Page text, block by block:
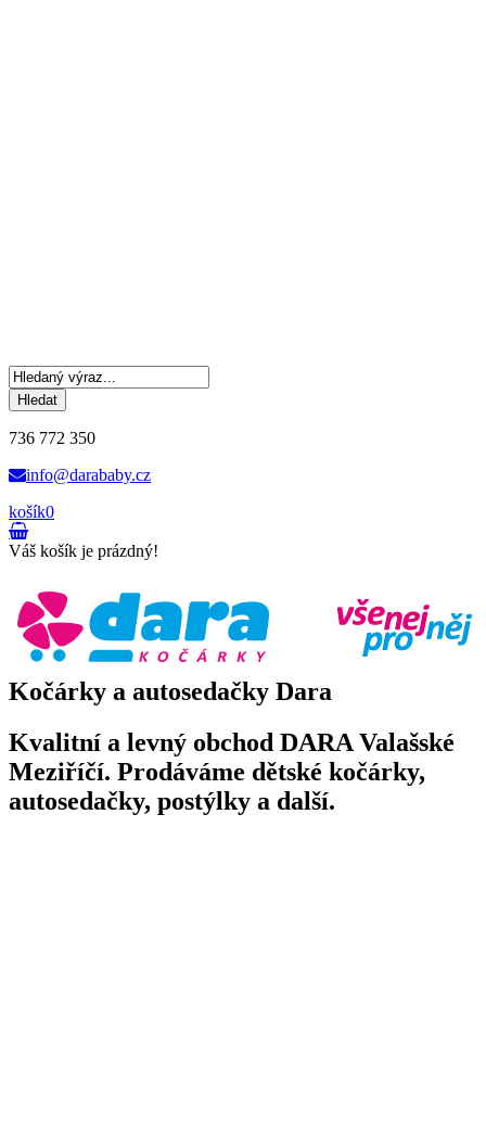
Hledat
736 772 350
info@darababy.cz
košík0
Váš košík je prázdný!
Kočárky a autosedačky Dara
Kvalitní a levný obchod DARA Valašské
Meziříčí. Prodáváme dětské kočárky,
autosedačky, postýlky a další.